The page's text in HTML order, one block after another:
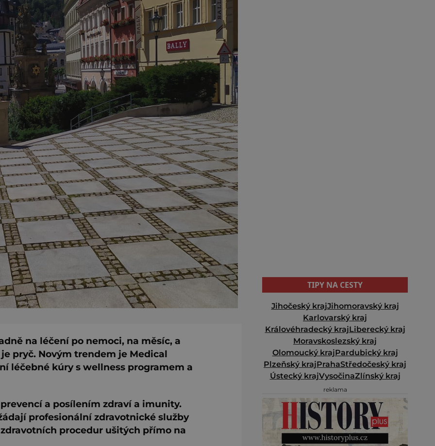
na léčení po nemoci, na měsíc, a
pryč. Novým trendem je Medical
léčebné kúry s wellness programem a
a posílením zdraví a imunity.
profesionální zdravotnické služby
procedur ušitých přímo na
TIPY NA CESTY
Jihočeský krajJihomoravský kraj
Karlovarský kraj
Královéhradecký krajLiberecký kraj
Moravskoslezský kraj
Olomoucký krajPardubický kraj
Plzeňský krajPrahaStředočeský kraj
Ústecký krajVysočinaZlínský kraj
reklama